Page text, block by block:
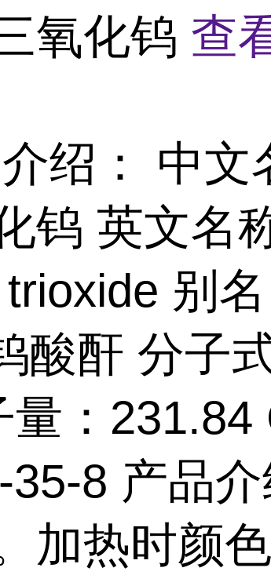
氧化钨 查
绍： 中文
钨 英文名
别
酸酐 分子
：231.84
8 产品
加热时颜